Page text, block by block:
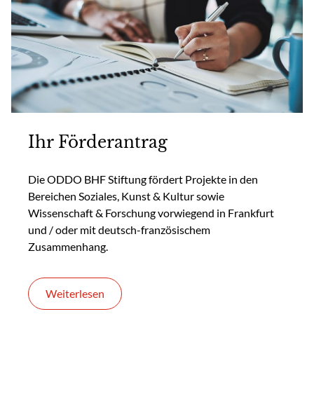
Ihr Förderantrag
Die ODDO BHF Stiftung fördert Projekte in den
Bereichen Soziales, Kunst & Kultur sowie
Wissenschaft & Forschung vorwiegend in Frankfurt
und / oder mit deutsch-französischem
Zusammenhang.
Weiterlesen